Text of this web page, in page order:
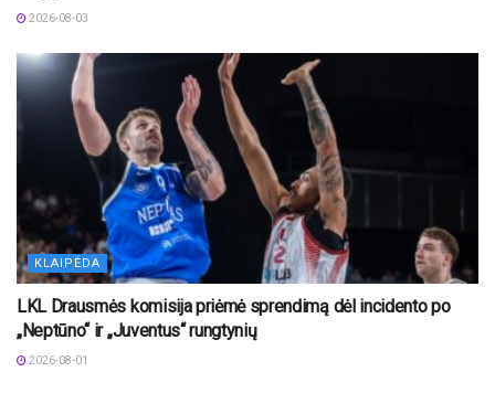
2026-08-03
KLAIPĖDA
LKL Drausmės komisija priėmė sprendimą dėl incidento po
„Neptūno“ ir „Juventus“ rungtynių
2026-08-01